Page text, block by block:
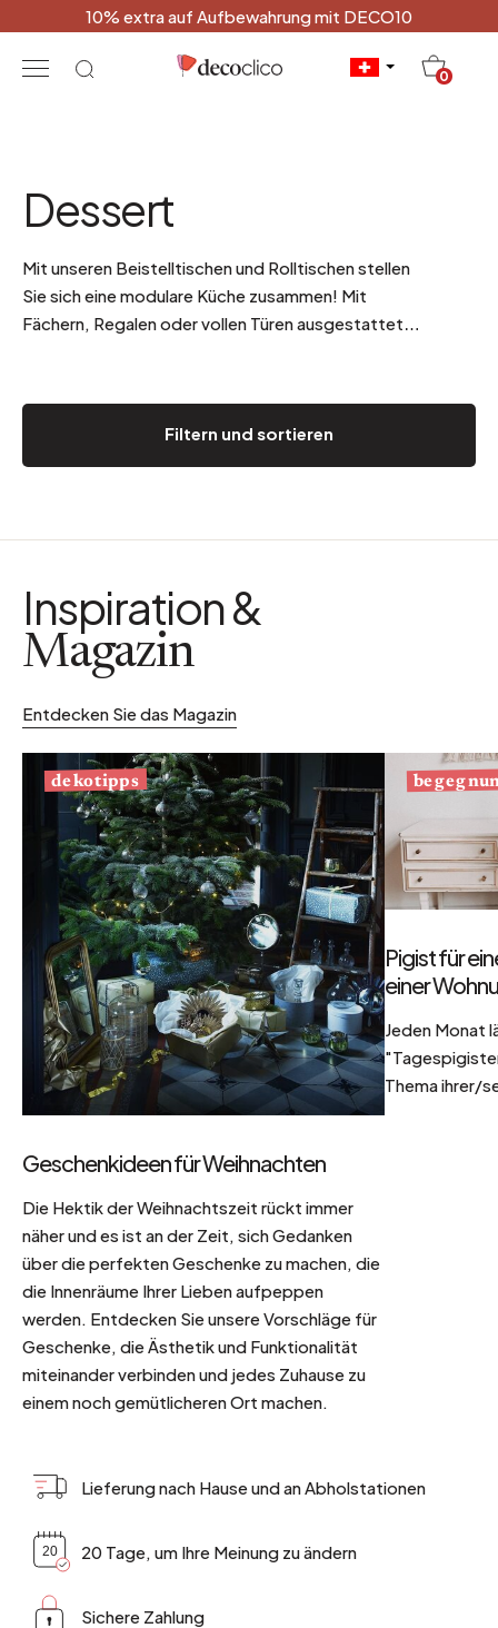
10% extra auf Aufbewahrung mit DECO10
0
Dessert
Mit unseren Beistelltischen und Rolltischen stellen
Sie sich eine modulare Küche zusammen! Mit
Fächern, Regalen oder vollen Türen ausgestattet,
Filtern und sortieren
Inspiration &
Magazin
Entdecken Sie das Magazin
dekotipps
Geschenkideen für Weihnachten
Die Hektik der Weihnachtszeit rückt immer
näher und es ist an der Zeit, sich Gedanken
über die perfekten Geschenke zu machen, die
die Innenräume Ihrer Lieben aufpeppen
werden. Entdecken Sie unsere Vorschläge für
Geschenke, die Ästhetik und Funktionalität
miteinander verbinden und jedes Zuhause zu
einem noch gemütlicheren Ort machen.
Pigist für
einer
Jeden Monat
Thema ihrer/
Lieferung nach Hause und an Abholstationen
20 Tage, um Ihre Meinung zu ändern
Sichere Zahlung